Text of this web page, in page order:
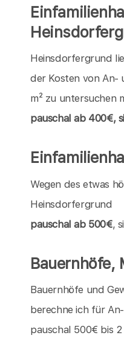
Heinsdorfergrund
der Kosten von An-
m² zu untersuchen
pauschalab 400€,
Wegen des etwas
Heinsdorfergrund
pauschal ab 500€,
Bauernhöfe,
Bauernhöfe und
berechne ich für
pauschal 500€ bis